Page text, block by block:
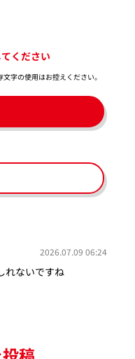
ください
字の使用はお控えください。​
2026.07.09 06:24
れないですね